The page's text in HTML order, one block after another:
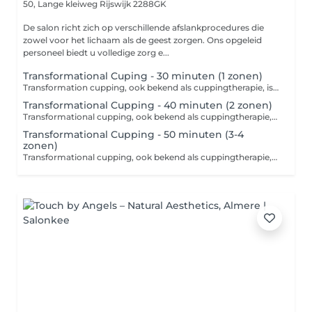
50, Lange kleiweg Rijswijk 2288GK
De salon richt zich op verschillende afslankprocedures die
zowel voor het lichaam als de geest zorgen. Ons opgeleid
personeel biedt u volledige zorg e...
Transformational Cuping - 30 minuten (1 zonen)
Transformation cupping, ook bekend als cuppingtherapie, is een alternatieve therapeutische methode die gebruikmaakt van onderdruk die wordt gecreëerd door speciale glazen of siliconen cups. Deze techniek richt zich op het verlichten van spierspanning, het verbeteren van de bloedcirculatie en het verwijderen van gifstoffen uit het lichaam, en is ook een populaire keuze in de strijd tegen cellulite. Contra-indicaties voor cupping: 1. Huidziekten 2. Bloedstoornissen 3. Zwangerschap 4. Ontstekingen en infecties 5. Hart- en vaatproblemen 6. Barriètes en uitgezette aderen Raadpleeg altijd een professional! Toepassing: Transforcupping wordt vaak gebruikt om chronische pijn, spanning, cellulite te verlichten en als ondersteunende therapie bij revalidatie na blessures. Het wordt aanbevolen om vooraf een professional te raadplegen, die passende instructies en aanbevelingen kan geven. Over het algemeen wordt deze techniek beschouwd als een effectieve methode voor het verbeteren van de lichamelijke en geestelijke gezondheid, inclusief het verminderen van cellulite.
Transformational Cupping - 40 minuten (2 zonen)
Transformational cupping, ook bekend als cuppingtherapie, is een alternatieve therapeutische methode die gebruikmaakt van onderdruk die wordt gecreëerd door speciale glazen of siliconen cups. Deze techniek richt zich op het verlichten van spierspanning, het verbeteren van de bloedcirculatie en het verwijderen van gifstoffen uit het lichaam, en is ook een populaire keuze in de strijd tegen cellulite. Contra-indicaties voor cupping: 1. Huidziekten 2. Bloedstoornissen 3. Zwangerschap 4. Ontstekingen en infecties 5. Hart- en vaatproblemen 6. Barriètes en uitgezette aderen Raadpleeg altijd een professional! Toepassing: Transformaní cupping wordt vaak gebruikt om chronische pijn, spanning, cellulite te verlichten en als ondersteunende therapie bij revalidatie na blessures. Het wordt aanbevolen om vooraf een professional te raadplegen, die passende instructies en aanbevelingen kan geven. Over het algemeen wordt deze techniek beschouwd als een effectieve methode voor het verbeteren van de lichamelijke en geestelijke gezondheid, inclusief het verminderen van cellulite.
Transformational Cupping - 50 minuten (3-4
zonen)
Transformational cupping, ook bekend als cuppingtherapie, is een alternatieve therapeutische methode die gebruikmaakt van onderdruk die wordt gecreëerd door speciale glazen of siliconen cups. Deze techniek richt zich op het verlichten van spierspanning, het verbeteren van de bloedcirculatie en het verwijderen van gifstoffen uit het lichaam, en is ook een populaire keuze in de strijd tegen cellulite. Contra-indicaties voor cupping: 1. Huidziekten 2. Bloedstoornissen 3. Zwangerschap 4. Ontstekingen en infecties 5. Hart- en vaatproblemen 6. Barriètes en uitgezette aderen Raadpleeg altijd een professional! Toepassing: Transformaní cupping wordt vaak gebruikt om chronische pijn, spanning, cellulite te verlichten en als ondersteunende therapie bij revalidatie na blessures. Het wordt aanbevolen om vooraf een professional te raadplegen, die passende instructies en aanbevelingen kan geven. Over het algemeen wordt deze techniek beschouwd als een effectieve methode voor het verbeteren van de lichamelijke en geestelijke gezondheid, inclusief het verminderen van cellulite.